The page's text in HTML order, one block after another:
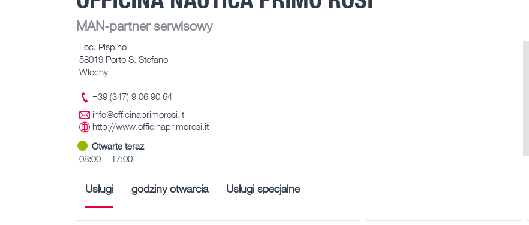
MAN-partner serwisowy
Loc. Pispino
58019 Porto S. Stefano
Włochy
+39 (347) 9 06 90 64
info@officinaprimorosi.it
http://www.officinaprimorosi.it
Otwarte teraz
08:00 – 17:00
Usługi godziny otwarcia Usługi specjalne